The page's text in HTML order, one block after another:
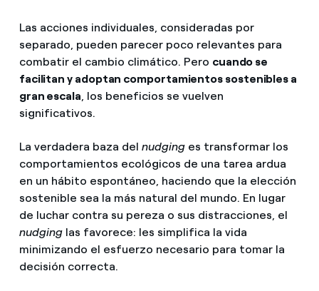
Las acciones individuales, consideradas por
separado, pueden parecer poco relevantes para
combatir el cambio climático. Pero cuando se
facilitan y adoptan comportamientos sostenibles a
gran escala, los beneficios se vuelven
significativos.
La verdadera baza del nudginges transformar los
comportamientos ecológicos de una tarea ardua
en un hábito espontáneo, haciendo que la elección
sostenible sea la más natural del mundo. En lugar
de luchar contra su pereza o sus distracciones, el
nudginglas favorece: les simplifica la vida
minimizando el esfuerzo necesario para tomar la
decisión correcta.